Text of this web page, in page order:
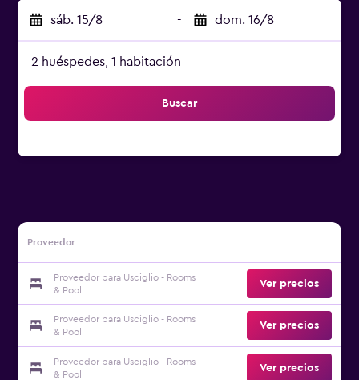
sáb. 15/8 - dom. 16/8
2 huéspedes, 1 habitación
Buscar
Proveedor
Proveedor para Usciglio - Rooms
& Pool
Ver precios
Proveedor para Usciglio - Rooms
& Pool
Ver precios
Proveedor para Usciglio - Rooms
& Pool
Ver precios